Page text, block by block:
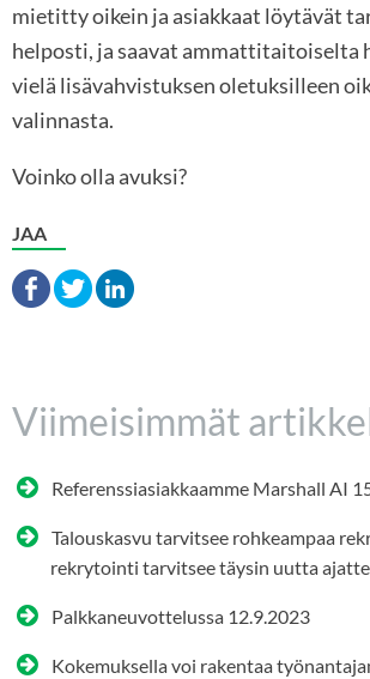
mietitty oikein ja asiakkaat löytävät
helposti, ja saavat ammattitaitoiselta
vielä lisävahvistuksen oletuksilleen
valinnasta.
Voinko olla avuksi?
JAA
Viimeisimmät
Referenssiasiakkaamme Marshall AI
Talouskasvu tarvitsee rohkeampaa
rekrytointi tarvitsee täysin uutta
Palkkaneuvottelussa 12.9.2023
Kokemuksella voi rakentaa